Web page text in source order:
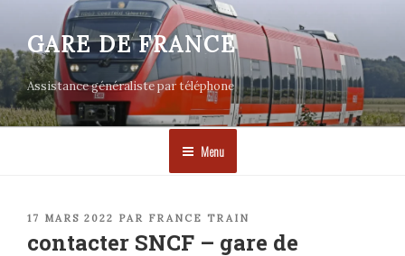
contenu
principal
GARE DE FRANCE
Assistance généraliste par téléphone
Menu
PUBLIÉ
17 MARS 2022 PAR FRANCE TRAIN
contacter SNCF – gare de